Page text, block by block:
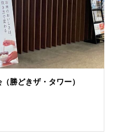
勝どきザ・タワー）